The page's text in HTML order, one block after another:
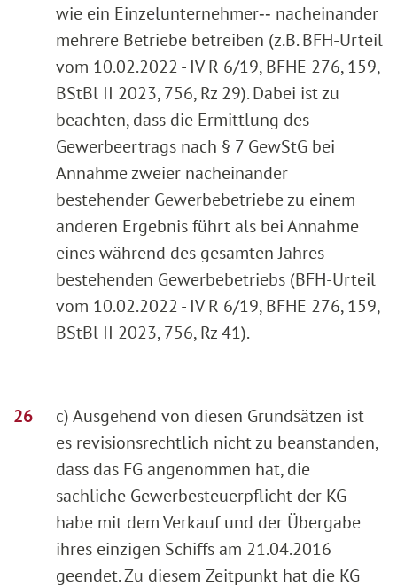
wie ein Einzelunternehmer‑‑ nacheinander
mehrere Betriebe betreiben (z.B. BFH-Urteil
vom 10.02.2022 - IV R 6/19, BFHE 276, 159,
BStBl II 2023, 756, Rz 29). Dabei ist zu
beachten, dass die Ermittlung des
Gewerbeertrags nach § 7 GewStG bei
Annahme zweier nacheinander
bestehender Gewerbebetriebe zu einem
anderen Ergebnis führt als bei Annahme
eines während des gesamten Jahres
bestehenden Gewerbebetriebs (BFH-Urteil
vom 10.02.2022 - IV R 6/19, BFHE 276, 159,
BStBl II 2023, 756, Rz 41).
c) Ausgehend von diesen Grundsätzen ist
es revisionsrechtlich nicht zu beanstanden,
dass das FG angenommen hat, die
sachliche Gewerbesteuerpflicht der KG
habe mit dem Verkauf und der Übergabe
ihres einzigen Schiffs am 21.04.2016
geendet. Zu diesem Zeitpunkt hat die KG